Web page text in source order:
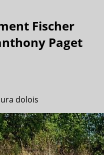
Fischer
Paget
dolois